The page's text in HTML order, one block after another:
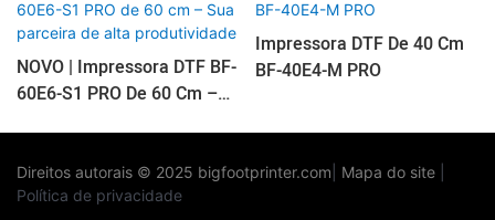
NOVO | Impressora DTF BF-
60E6-S1 PRO De 60 Cm –
Impressora DTF De 40 Cm
BF-40E4-M PRO
Direitos autorais © 2025 bigfootprinter.com Mapa do site
Política de privacidade